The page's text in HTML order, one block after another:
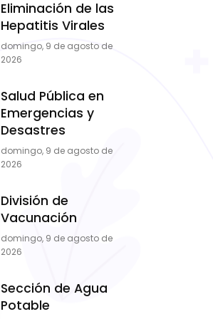
Eliminación de las
Hepatitis Virales
domingo, 9 de agosto de
2026
Salud Pública en
Emergencias y
Desastres
domingo, 9 de agosto de
2026
División de
Vacunación
domingo, 9 de agosto de
2026
Sección de Agua
Potable